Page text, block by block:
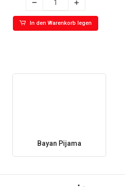
In den Warenkorb legen
Bayan Pijama